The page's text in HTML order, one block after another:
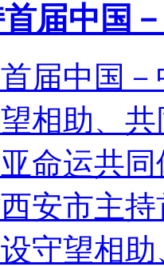
届中国
届中国
相助、
命运共
安市主
守望相助